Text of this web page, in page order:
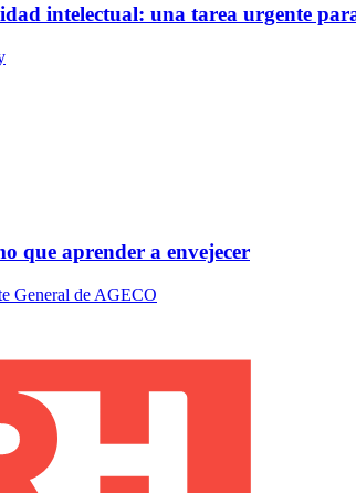
intelectual: una tarea urgente
que aprender a envejecer
General de AGECO